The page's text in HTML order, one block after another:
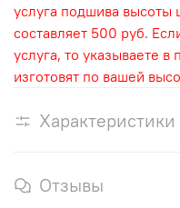
услуга подшива высоты
составляет 500 руб.
услуга, то указываете
изготовят по вашей
Характеристики
Отзывы